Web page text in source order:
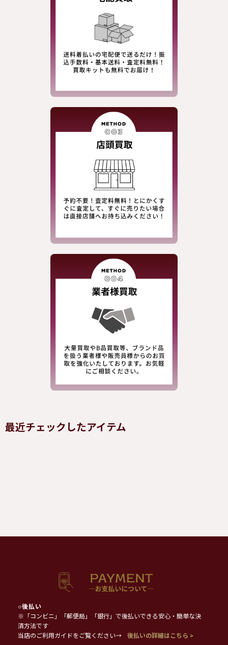
最近チェックしたアイテム
○後払い
※「コンビニ」「郵便局」「銀行」で後払いできる安心・簡単な決
済方法です
当店のご利用ガイドをご覧ください→
後払いの詳細はこちら >